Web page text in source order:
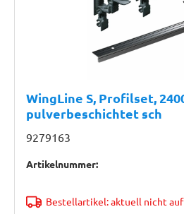
WingLine S, Profilset,
pulverbeschichtet sch
9279163
Artikelnummer:
Bestellartikel: aktuell nicht auf